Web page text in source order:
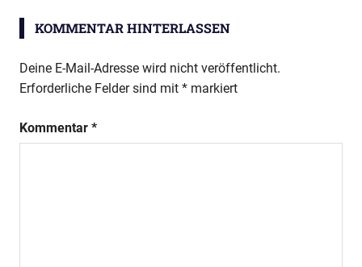
KOMMENTAR HINTERLASSEN
Deine E-Mail-Adresse wird nicht veröffentlicht.
Erforderliche Felder sind mit * markiert
Kommentar *